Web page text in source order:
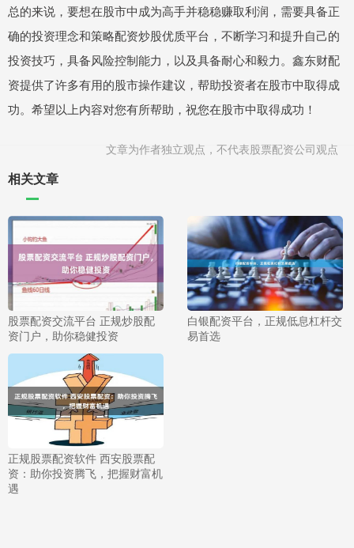
总的来说，要想在股市中成为高手并稳稳赚取利润，需要具备正
确的投资理念和策略配资炒股优质平台，不断学习和提升自己的
投资技巧，具备风险控制能力，以及具备耐心和毅力。鑫东财配
资提供了许多有用的股市操作建议，帮助投资者在股市中取得成
功。希望以上内容对您有所帮助，祝您在股市中取得成功！
文章为作者独立观点，不代表股票配资公司观点
相关文章
股票配资交流平台 正规炒股配
资门户，助你稳健投资
白银配资平台，正规低息杠杆交
易首选
正规股票配资软件 西安股票配
资：助你投资腾飞，把握财富机
遇